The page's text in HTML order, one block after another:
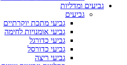
גביעים ומדליות
גביעים
גביעי מתכת יוקרתיים
גביעי אומנויות לחימה
גביעי כדורגל
גביעי כדורסל
גביעי ריצה